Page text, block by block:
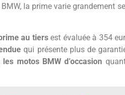
la prime varie grandement
au tiersest évaluée à 354
qui présente plus de
les motos BMW d’occasion